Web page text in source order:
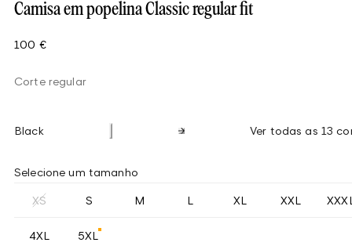
Camisa em popelina Classic regular fit
100 €
Corte regular
Black Ver todas as 13
Selecione um tamanho
XS S M L XL XXL
4XL 5XL